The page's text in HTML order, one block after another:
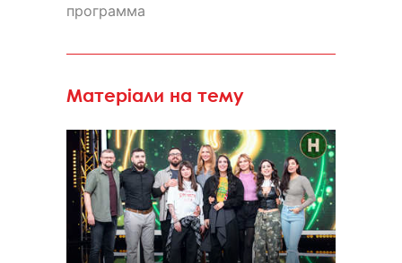
программа
Матеріали на тему